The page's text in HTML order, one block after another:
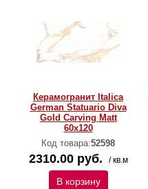
Керамогранит Italica
German Statuario Diva
Gold Carving Matt
60x120
Код товара:52598
2310.00 руб. / кв.м
В корзину